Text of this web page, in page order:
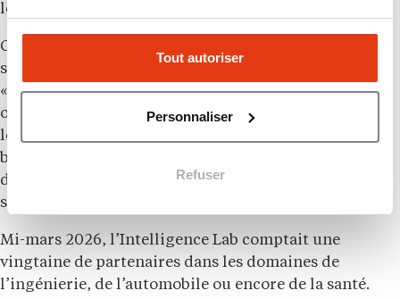
Tout autoriser
Personnaliser
Refuser
leur CV ».
Certains des projets de ce laboratoire d’IA mutent en
startups incubées au sein même de l’Intelligence Lab.
« Cela permet aux étudiants de se créer leurs propres
opportunités, complète Paul. Ils peuvent effectuer
leur stage au sein de ces entreprises. Il y a un vrai
bouillonnement engendré par la diversité des profils,
des parcours. Il se passe toujours des choses ! »,
s’enthousiasme le jeune homme.
Mi-mars 2026, l’Intelligence Lab comptait une
vingtaine de partenaires dans les domaines de
l’ingénierie, de l’automobile ou encore de la santé.